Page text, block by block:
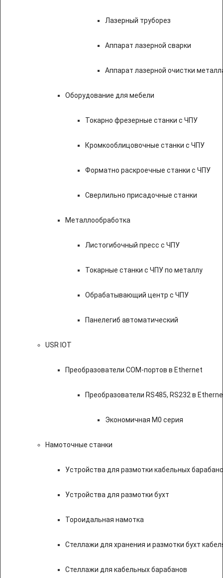
Лазерный труборез
Аппарат лазерной сварки
Аппарат лазерной очистки
Оборудование для мебели
Токарно фрезерные станки с ЧПУ
Кромкооблицовочные станки с ЧПУ
Форматно раскроечные станки с ЧПУ
Сверлильно присадочные станки
Металлообработка
Листогибочный пресс с ЧПУ
Токарные станки с ЧПУ по металлу
Обрабатывающий центр с ЧПУ
Панелегиб автоматический
USR IOT
Преобразователи COM-портов в Ethernet
Преобразователи RS485, RS232 в
Экономичная M0 серия
Намоточные станки
Устройства для размотки кабельных
Устройства для размотки бухт
Тороидальная намотка
Стеллажи для хранения и размотки бухт
Стеллажи для кабельных барабанов